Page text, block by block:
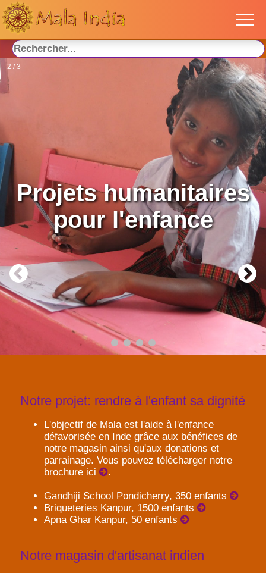
2 / 3
Projets humanitaires
pour l'enfance
Notre projet: rendre à l'enfant sa dignité
L'objectif de Mala est l'aide à l'enfance
défavorisée en Inde grâce aux bénéfices de
notre magasin ainsi qu'aux donations et
parrainage. Vous pouvez télécharger notre
brochure ici
.
Gandhiji School Pondicherry, 350 enfants
Briqueteries Kanpur, 1500 enfants
Apna Ghar Kanpur, 50 enfants
Notre magasin d'artisanat indien